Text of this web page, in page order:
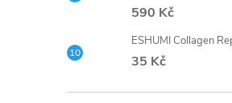
590 Kč
ESHUMI Collagen
35 Kč